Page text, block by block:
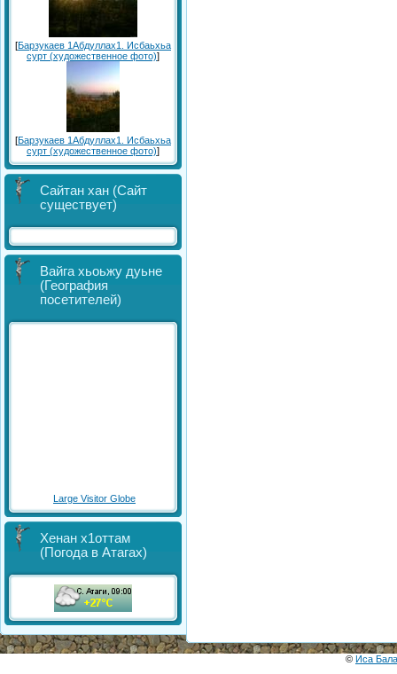
[Барзукаев 1Абдуллах1. Исбаьхьа
сурт (художественное фото)]
[Барзукаев 1Абдуллах1. Исбаьхьа
сурт (художественное фото)]
Сайтан хан (Сайт
существует)
Вайга хьоьжу дуьне
(География
посетителей)
Large Visitor Globe
Хенан х1оттам
(Погода в Атагах)
© Иса